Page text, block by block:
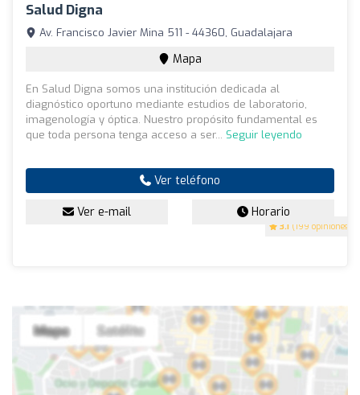
Salud Digna
3.1 (199 opiniones)
Av. Francisco Javier Mina 511 - 44360, Guadalajara
Mapa
En Salud Digna somos una institución dedicada al
diagnóstico oportuno mediante estudios de laboratorio,
imagenología y óptica. Nuestro propósito fundamental es
que toda persona tenga acceso a ser... Seguir leyendo
Ver teléfono
Ver e-mail Horario